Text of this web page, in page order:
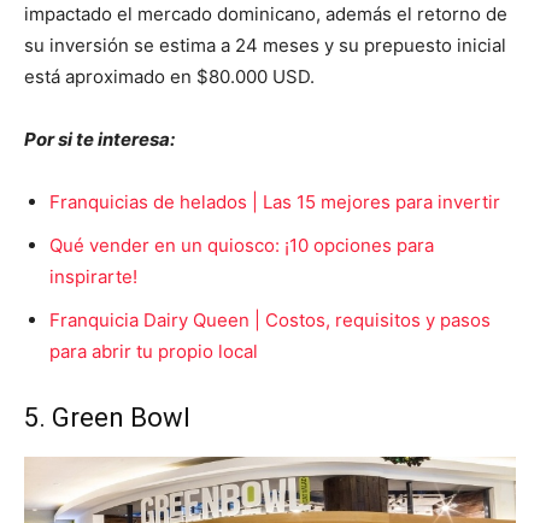
impactado el mercado dominicano, además el retorno de
su inversión se estima a 24 meses y su prepuesto inicial
está aproximado en $80.000 USD.
Por si te interesa:
Franquicias de helados | Las 15 mejores para invertir
Qué vender en un quiosco: ¡10 opciones para
inspirarte!
Franquicia Dairy Queen | Costos, requisitos y pasos
para abrir tu propio local
5. Green Bowl